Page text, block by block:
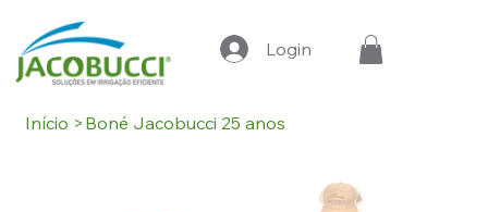
Login
Início > Boné Jacobucci 25 anos